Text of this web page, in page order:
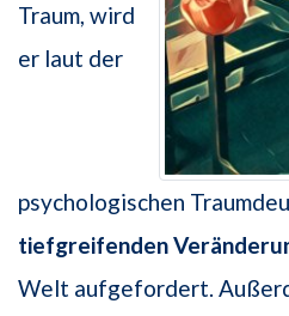
Traum, wird
er laut der
psychologischen
tiefgreifenden
Welt aufgefordert.